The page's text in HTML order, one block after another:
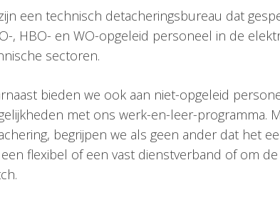
een technisch detacheringsbureau dat
, HBO- en WO-opgeleid personeel in de
sectoren.
bieden we ook aan niet-opgeleid
met ons werk-en-leer-programma.
begrijpen we als geen ander dat het
flexibel of een vast dienstverband of om